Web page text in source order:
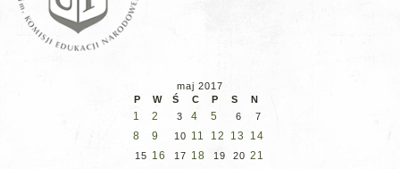
maj 2017
P
W Ś C P S N
1 2 3 4 5 6 7
8 9 10 11 12 13 14
15 16 17 18 19 20 21